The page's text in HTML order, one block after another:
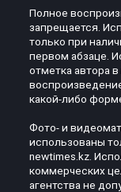
Полное
запрещается.
только при
первом абзаце.
отметка автора
какой-либо
Фото- и
использованы
newtimes.kz.
коммерческих
агентства не